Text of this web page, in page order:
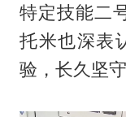
特定技能二
托米也深表
验，长久坚